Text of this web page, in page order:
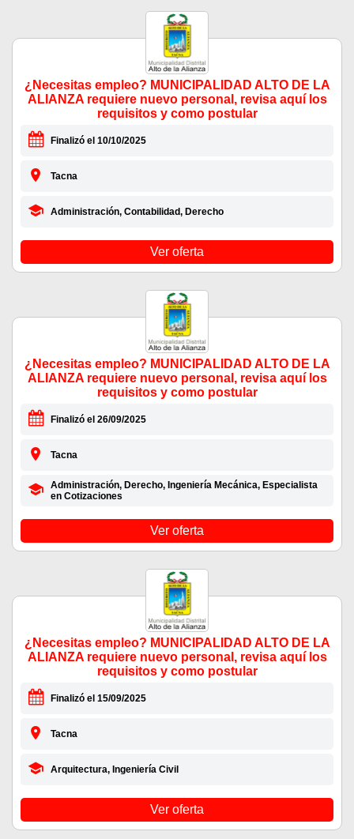
¿Necesitas empleo? MUNICIPALIDAD ALTO DE LA
ALIANZA requiere nuevo personal, revisa aquí los
requisitos y como postular
Finalizó el 10/10/2025
Tacna
Administración, Contabilidad, Derecho
Ver oferta
¿Necesitas empleo? MUNICIPALIDAD ALTO DE LA
ALIANZA requiere nuevo personal, revisa aquí los
requisitos y como postular
Finalizó el 26/09/2025
Tacna
Administración, Derecho, Ingeniería Mecánica, Especialista
en Cotizaciones
Ver oferta
¿Necesitas empleo? MUNICIPALIDAD ALTO DE LA
ALIANZA requiere nuevo personal, revisa aquí los
requisitos y como postular
Finalizó el 15/09/2025
Tacna
Arquitectura, Ingeniería Civil
Ver oferta